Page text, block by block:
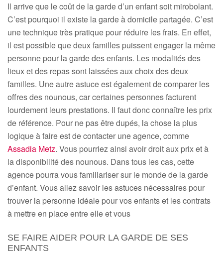
Il arrive que le coût de la garde d’un enfant soit mirobolant.
C’est pourquoi il existe la garde à domicile partagée. C’est
une technique très pratique pour réduire les frais. En effet,
il est possible que deux familles puissent engager la même
personne pour la garde des enfants. Les modalités des
lieux et des repas sont laissées aux choix des deux
familles. Une autre astuce est également de comparer les
offres des nounous, car certaines personnes facturent
lourdement leurs prestations. Il faut donc connaître les prix
de référence. Pour ne pas être dupés, la chose la plus
logique à faire est de contacter une agence, comme
Assadia Metz. Vous pourriez ainsi avoir droit aux prix et à
la disponibilité des nounous. Dans tous les cas, cette
agence pourra vous familiariser sur le monde de la garde
d’enfant. Vous allez savoir les astuces nécessaires pour
trouver la personne idéale pour vos enfants et les contrats
à mettre en place entre elle et vous
SE FAIRE AIDER POUR LA GARDE DE SES
ENFANTS